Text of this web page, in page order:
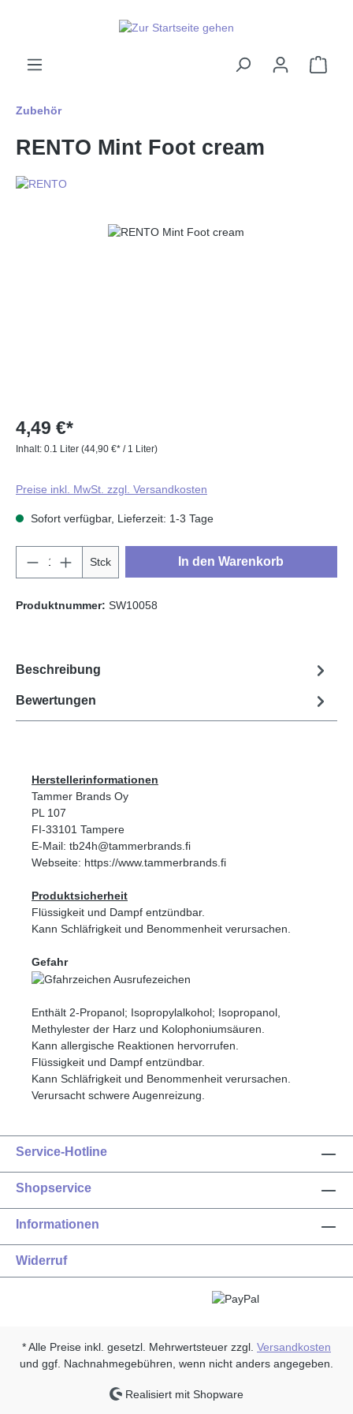
Zubehör
RENTO Mint Foot cream
Bildergalerie überspringen
4,49 €*
Inhalt: 0.1 Liter (44,90 €* / 1 Liter)
Preise inkl. MwSt. zzgl. Versandkosten
Sofort verfügbar, Lieferzeit: 1-3 Tage
Produkt Anzahl: Gib den gewünschten
Stck In den Warenkorb
Produktnummer: SW10058
Beschreibung
Bewertungen
Herstellerinformationen
Tammer Brands Oy
PL 107
FI-33101 Tampere
E-Mail: tb24h@tammerbrands.fi
Webseite: https://www.tammerbrands.fi
Produktsicherheit
Flüssigkeit und Dampf entzündbar.
Kann Schläfrigkeit und Benommenheit verursachen.
Gefahr
Enthält 2-Propanol; Isopropylalkohol; Isopropanol,
Methylester der Harz und Kolophoniumsäuren.
Kann allergische Reaktionen hervorrufen.
Flüssigkeit und Dampf entzündbar.
Kann Schläfrigkeit und Benommenheit verursachen.
Verursacht schwere Augenreizung.
Service-Hotline
Shopservice
Informationen
Widerruf
* Alle Preise inkl. gesetzl. Mehrwertsteuer zzgl. Versandkosten
und ggf. Nachnahmegebühren, wenn nicht anders angegeben.
Realisiert mit Shopware